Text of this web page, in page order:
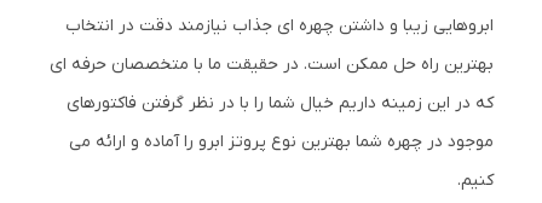
ابروهایی زیبا و داشتن چهره ای جذاب نیازمند دقت در انتخاب
بهترین راه حل ممکن است. در حقیقت ما با متخصصان حرفه ای
که در این زمینه داریم خیال شما را با در نظر گرفتن فاکتورهای
موجود در چهره شما بهترین نوع پروتز ابرو را آماده و ارائه می
کنیم.